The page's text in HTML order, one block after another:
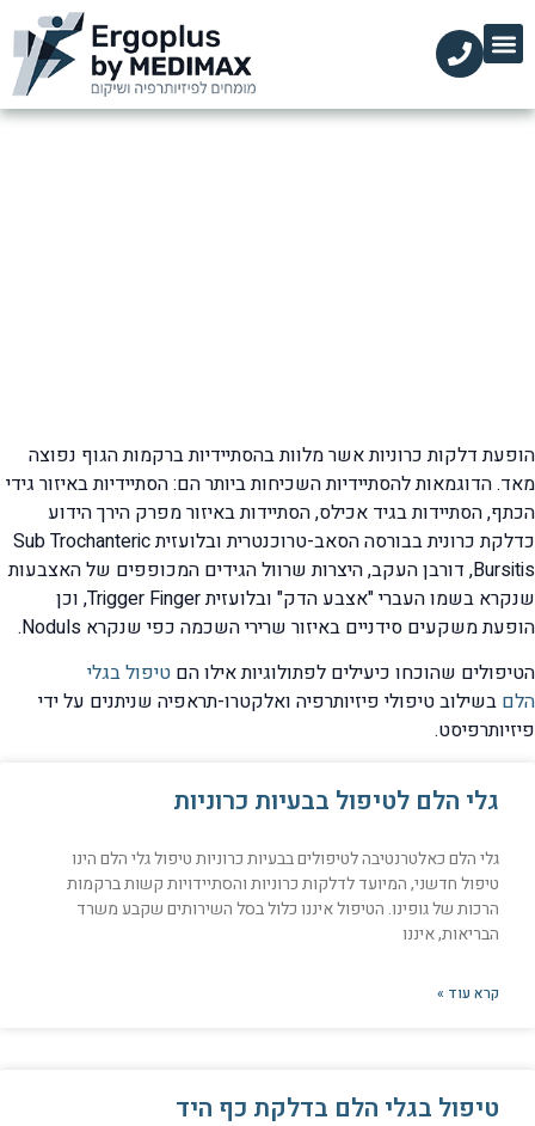
הופעת דלקות כרוניות אשר מלוות בהסתיידיות ברקמות הגוף נפוצה
מאד. הדוגמאות להסתיידיות השכיחות ביותר הם: הסתיידיות באיזור גידי
הכתף, הסתיידות בגיד אכילס, הסתיידות באיזור מפרק הירך הידוע
כדלקת כרונית בבורסה הסאב-טרוכנטרית ובלועזית Sub Trochanteric
Bursitis, דורבן העקב, היצרות שרוול הגידים המכופפים של האצבעות
שנקרא בשמו העברי "אצבע הדק" ובלועזית Trigger Finger, וכן
הופעת משקעים סידניים באיזור שרירי השכמה כפי שנקרא Noduls.
הטיפולים שהוכחו כיעילים לפתולוגיות אילו הם טיפול בגלי
הלם בשילוב טיפולי פיזיותרפיה ואלקטרו-תראפיה שניתנים על ידי
פיזיותרפיסט.
גלי הלם לטיפול בבעיות כרוניות
גלי הלם כאלטרנטיבה לטיפולים בבעיות כרוניות טיפול גלי הלם הינו
טיפול חדשני, המיועד לדלקות כרוניות והסתיידויות קשות ברקמות
הרכות של גופינו. הטיפול איננו כלול בסל השירותים שקבע משרד
הבריאות, איננו
קרא עוד »
טיפול בגלי הלם בדלקת כף היד